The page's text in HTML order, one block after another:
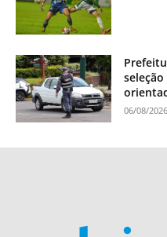
06/08/